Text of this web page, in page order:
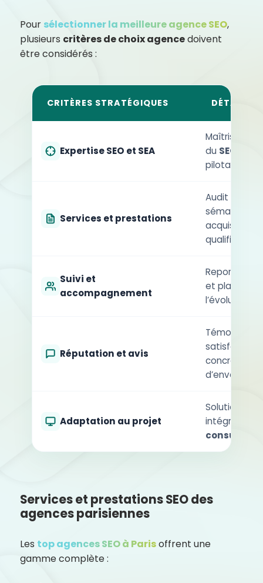
Pour sélectionner la meilleure agence SEO,
plusieurs critères de choix agencedoivent
être considérés :
CRITÈRES STRATÉGIQUES DÉTAILS
Expertise SEO et SEA
Maîtrise de
du SEO
pilotage du
Services et prestations
Audit
sémantique,
acquisition
qualifié.
Suivi et
accompagnement
Reporting
et plan
l’évolution
Réputation et avis
satisfaction
concrets sur
d’envergure.
Adaptation au projet
Solution sur
intégration
consultant
Services et prestations SEO des
agences parisiennes
Les top agences SEO à Parisoffrent une
gamme complète :